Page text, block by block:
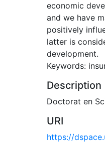
economic
and we have
positively
latter is
development.
Keywords:
Description
Doctorat en
URI
https://